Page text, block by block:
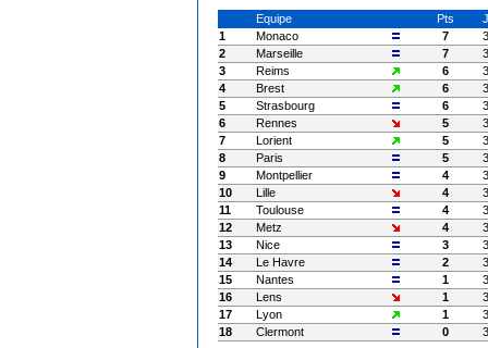
Equipe Pts
J
1
Monaco 7
3
2
Marseille 7
3
3
Reims 6
3
4
Brest 6
3
5
Strasbourg 6
3
6
Rennes 5
3
7
Lorient 5
3
8
Paris 5
3
9
Montpellier 4
3
10
Lille 4
3
11
Toulouse 4
3
12
Metz 4
3
13
Nice 3
3
14
Le Havre 2
3
15
Nantes 1
3
16
Lens 1
3
17
Lyon 1
3
18
Clermont 0 3